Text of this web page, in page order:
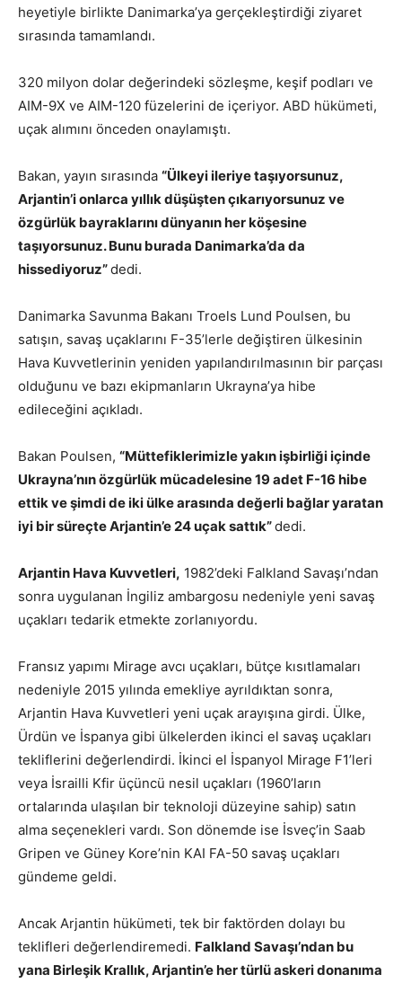
heyetiyle birlikte Danimarka’ya gerçekleştirdiği ziyaret
sırasında tamamlandı.
320 milyon dolar değerindeki sözleşme, keşif podları ve
AIM-9X ve AIM-120 füzelerini de içeriyor. ABD hükümeti,
uçak alımını önceden onaylamıştı.
Bakan, yayın sırasında “Ülkeyi ileriye taşıyorsunuz,
Arjantin’i onlarca yıllık düşüşten çıkarıyorsunuz ve
özgürlük bayraklarını dünyanın her köşesine
taşıyorsunuz. Bunu burada Danimarka’da da
hissediyoruz”dedi.
Danimarka Savunma Bakanı Troels Lund Poulsen, bu
satışın, savaş uçaklarını F-35’lerle değiştiren ülkesinin
Hava Kuvvetlerinin yeniden yapılandırılmasının bir parçası
olduğunu ve bazı ekipmanların Ukrayna’ya hibe
edileceğini açıkladı.
Bakan Poulsen, “Müttefiklerimizle yakın işbirliği içinde
Ukrayna’nın özgürlük mücadelesine 19 adet F-16 hibe
ettik ve şimdi de iki ülke arasında değerli bağlar yaratan
iyi bir süreçte Arjantin’e 24 uçak sattık”dedi.
Arjantin Hava Kuvvetleri, 1982’deki Falkland Savaşı’ndan
sonra uygulanan İngiliz ambargosu nedeniyle yeni savaş
uçakları tedarik etmekte zorlanıyordu.
Fransız yapımı Mirage avcı uçakları, bütçe kısıtlamaları
nedeniyle 2015 yılında emekliye ayrıldıktan sonra,
Arjantin Hava Kuvvetleri yeni uçak arayışına girdi. Ülke,
Ürdün ve İspanya gibi ülkelerden ikinci el savaş uçakları
tekliflerini değerlendirdi. İkinci el İspanyol Mirage F1’leri
veya İsrailli Kfir üçüncü nesil uçakları (1960’ların
ortalarında ulaşılan bir teknoloji düzeyine sahip) satın
alma seçenekleri vardı. Son dönemde ise İsveç’in Saab
Gripen ve Güney Kore’nin KAI FA-50 savaş uçakları
gündeme geldi.
Ancak Arjantin hükümeti, tek bir faktörden dolayı bu
teklifleri değerlendiremedi. Falkland Savaşı’ndan bu
yana Birleşik Krallık, Arjantin’e her türlü askeri donanıma